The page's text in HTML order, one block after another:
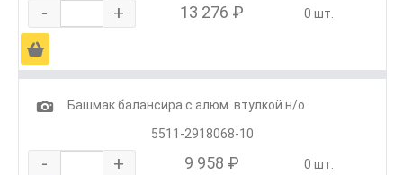
- + 13 276 ₽ 0 шт.
Ä
1
Башмак балансира с алюм. втулкой н/о
5511-2918068-10
- + 9 958 ₽ 0 шт.